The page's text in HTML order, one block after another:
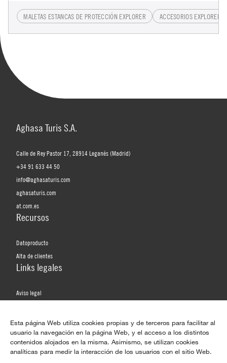
Esta página Web utiliza cookies propias y de terceros para facilitar al
usuario la navegación en la página Web, y el acceso a los distintos
contenidos alojados en la misma. Asimismo, se utilizan cookies
analíticas para medir la interacción de los usuarios con el sitio Web.
MALETAS ESTANCAS DE PROTECCIÓN EXPLORER ACCESORIOS EXPLORER
Aghasa Turis S.A.
Calle de Rey Pastor 17, 28914 Leganés (Madrid)
+34 91 633 44 50
info@aghasaturis.com
aghasaturis.com
at.com.es
Recursos
Datoproducto
Alta de clientes
Links legales
Aviso legal
Política de privacidad de redes sociales
Política de cookies
Redes sociales